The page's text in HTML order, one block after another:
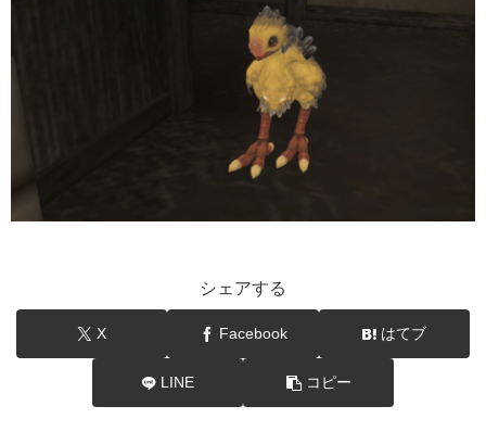
シェアする
X Facebook はてブ
LINE コピー